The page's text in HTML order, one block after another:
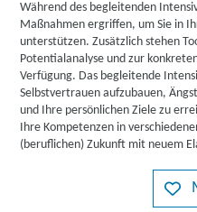
Während des begleitenden
Maßnahmen ergriffen, um Sie in
unterstützen. Zusätzlich stehen
Potentialanalyse und zur
Verfügung. Das begleitende
Selbstvertrauen aufzubauen,
und Ihre persönlichen Ziele zu
Ihre Kompetenzen in
(beruflichen) Zukunft mit neuem